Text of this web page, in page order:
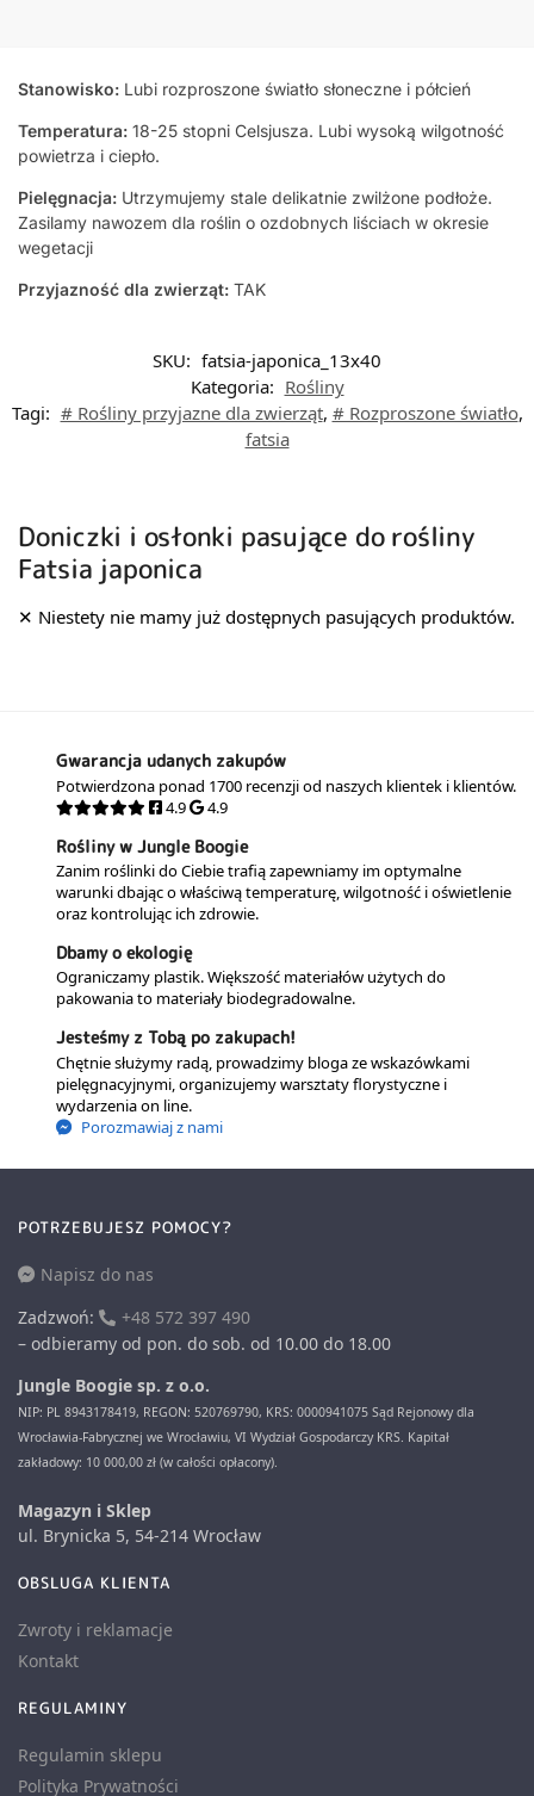
Stanowisko: Lubi rozproszone światło słoneczne i półcień
Temperatura: 18-25 stopni Celsjusza. Lubi wysoką wilgotność
powietrza i ciepło.
Pielęgnacja: Utrzymujemy stale delikatnie zwilżone podłoże.
Zasilamy nawozem dla roślin o ozdobnych liściach w okresie
wegetacji
Przyjazność dla zwierząt: TAK
SKU: fatsia-japonica_13x40
Kategoria: Rośliny
Tagi: # Rośliny przyjazne dla zwierząt, # Rozproszone światło,
fatsia
Doniczki i osłonki pasujące do rośliny
Fatsia japonica
Gwarancja udanych zakupów
Potwierdzona ponad 1700 recenzji od naszych klientek i klientów.
4.9
4.9
Rośliny w Jungle Boogie
Zanim roślinki do Ciebie trafią zapewniamy im optymalne
warunki dbając o właściwą temperaturę, wilgotność i oświetlenie
oraz kontrolując ich zdrowie.
Dbamy o ekologię
Ograniczamy plastik. Większość materiałów użytych do
pakowania to materiały biodegradowalne.
Jesteśmy z Tobą po zakupach!
Chętnie służymy radą, prowadzimy bloga ze wskazówkami
pielęgnacyjnymi, organizujemy warsztaty florystyczne i
wydarzenia on line.
Porozmawiaj z nami
POTRZEBUJESZ POMOCY?
Napisz do nas
Zadzwoń:
+48 572 397 490
– odbieramy od pon. do sob. od 10.00 do 18.00
Jungle Boogie sp. z o.o.
NIP: PL 8943178419, REGON: 520769790, KRS: 0000941075 Sąd Rejonowy dla
Wrocławia-Fabrycznej we Wrocławiu, VI Wydział Gospodarczy KRS. Kapitał
zakładowy: 10 000,00 zł (w całości opłacony).
Magazyn i Sklep
ul. Brynicka 5, 54-214 Wrocław
OBSLUGA KLIENTA
Zwroty i reklamacje
Kontakt
REGULAMINY
Regulamin sklepu
Polityka Prywatności